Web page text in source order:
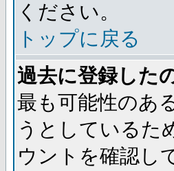
ください。
トップに戻る
過去に登録した
最も可能性のあ
うとしているた
ウントを確認し